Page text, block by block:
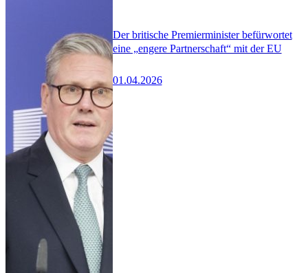
Der britische Premierminister befürwortet
eine „engere Partnerschaft“ mit der EU
01.04.2026